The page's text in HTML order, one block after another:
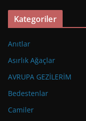
Kategoriler
Anıtlar
Asırlık Ağaçlar
AVRUPA GEZİLERİM
Bedestenlar
Camiler